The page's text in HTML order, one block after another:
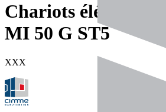
Chariots élévateurs
MI 50 G ST5
XXX